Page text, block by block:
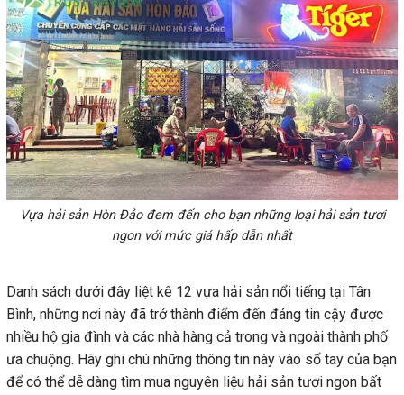
Vựa hải sản Hòn Đảo đem đến cho bạn những loại hải sản tươi
ngon với mức giá hấp dẫn nhất
Danh sách dưới đây liệt kê 12 vựa hải sản nổi tiếng tại Tân
Bình, những nơi này đã trở thành điểm đến đáng tin cậy được
nhiều hộ gia đình và các nhà hàng cả trong và ngoài thành phố
ưa chuộng. Hãy ghi chú những thông tin này vào sổ tay của bạn
để có thể dễ dàng tìm mua nguyên liệu hải sản tươi ngon bất